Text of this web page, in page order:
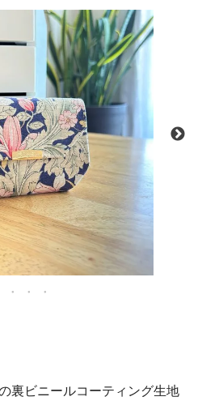
裏ビニールコーティング生地